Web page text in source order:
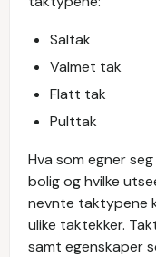
Saltak
Valmet tak
Flatt tak
Pulttak
Hva som egner
bolig og hvilke
nevnte taktypene
ulike taktekker.
samt egenskaper